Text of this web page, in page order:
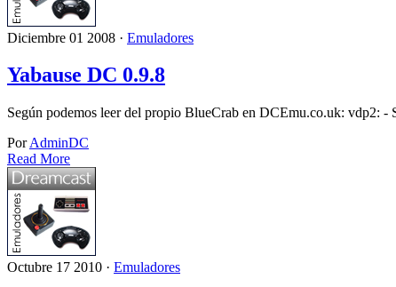
Diciembre 01 2008 · Emuladores
Yabause DC 0.9.8
Según podemos leer del propio BlueCrab en DCEmu.co.uk: vdp2:
PorAdminDC
Read More
Octubre 17 2010 · Emuladores